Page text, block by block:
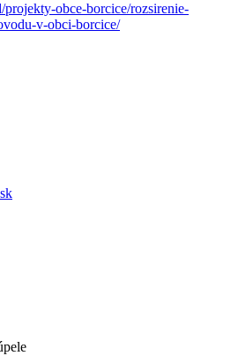
projekty-obce-borcice/rozsirenie-
v-obci-borcice/